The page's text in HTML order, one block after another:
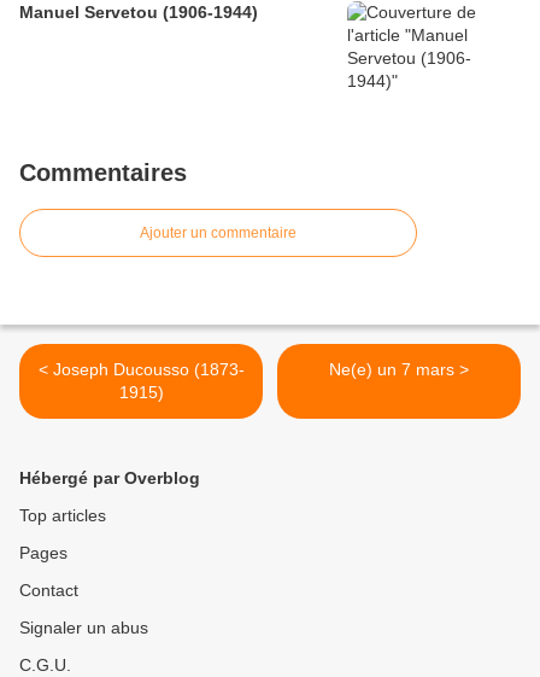
Manuel Servetou (1906-1944)
Commentaires
Ajouter un commentaire
< Joseph Ducousso (1873-
1915)
Ne(e) un 7 mars >
Hébergé par Overblog
Top articles
Pages
Contact
Signaler un abus
C.G.U.